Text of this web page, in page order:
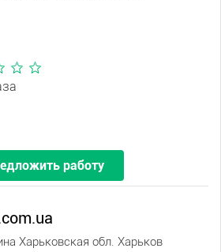
работу
Харьковская обл. Харьков